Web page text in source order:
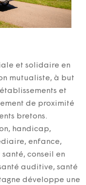
et solidaire en
mutualiste, à but
et
de proximité
bretons.
handicap,
enfance,
conseil en
auditive, santé
développe une